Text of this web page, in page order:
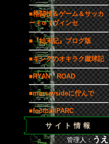
■格闘技＆ゲーム＆サッカ
ー＋α（ヴィンセ
■『始末記』ブログ版
■キングのオキラク蹴球記
■RYAN ROAD
■merseysideに佇んで
■footballPARC
サイト情報
管理人：うえ